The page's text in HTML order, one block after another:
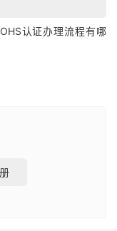
认证办理流程有哪